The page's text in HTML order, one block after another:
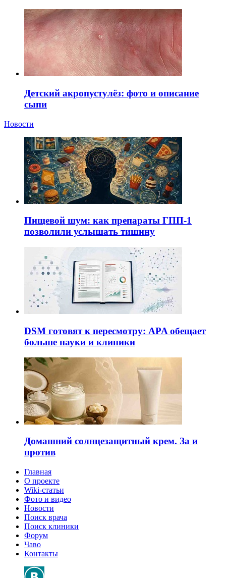
Детский акропустулёз: фото и описание
сыпи
Новости
Пищевой шум: как препараты ГПП-1
позволили услышать тишину
DSM готовят к пересмотру: APA обещает
больше науки и клиники
Домашний солнцезащитный крем. За и
против
Главная
О проекте
Wiki-статьи
Фото и видео
Новости
Поиск врача
Поиск клиники
Форум
Чаво
Контакты